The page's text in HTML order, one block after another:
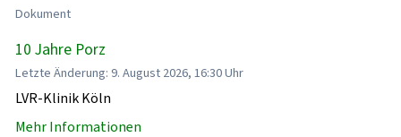
Dokument
10 Jahre Porz
Letzte Änderung: 9. August 2026, 16:30 Uhr
LVR-Klinik Köln
Mehr Informationen